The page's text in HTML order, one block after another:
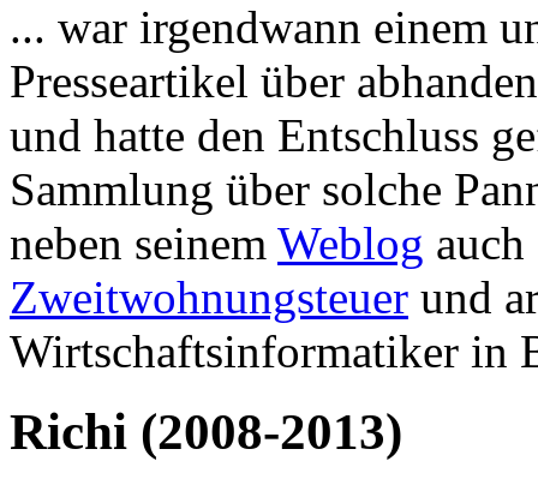
... war irgendwann einem
Presseartikel über
und hatte den Entschluss
Sammlung über solche
neben seinem Weblog
Zweitwohnungsteuer und
Wirtschaftsinformatiker in
Richi (2008-2013)